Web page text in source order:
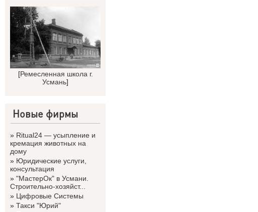
[Ремесленная школа г.
Усмань]
Новые фирмы
» Ritual24 — усыпление и
кремация животных на
дому
» Юридические услуги,
консультация
» "МастерОк" в Усмани.
Строительно-хозяйст...
» Цифровые Системы
» Такси "Юрий"